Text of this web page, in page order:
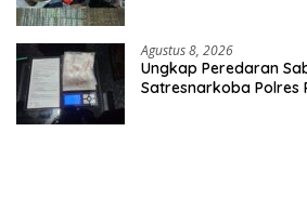
Agustus 8, 2026
Ungkap Peredaran
Satresnarkoba Polres